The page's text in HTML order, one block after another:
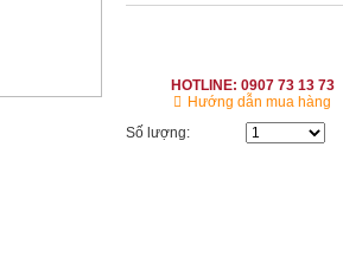
HOTLINE: 0907 73 13 73
Hướng dẫn mua hàng
Số lượng: